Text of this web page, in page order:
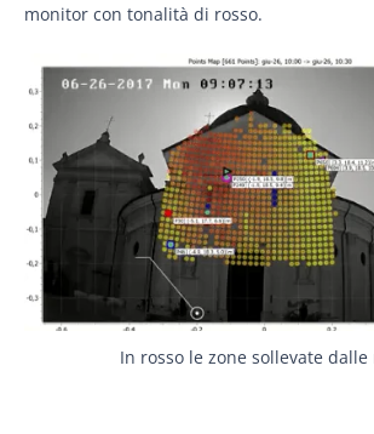
monitor con tonalità di rosso.
In rosso le zone sollevate dalle